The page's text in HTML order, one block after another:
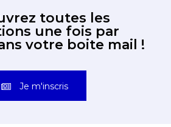
toutes les
une fois par
votre boite mail !
Je m'inscris